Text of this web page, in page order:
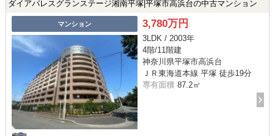
ダイアパレスグランステージ湘南平塚|平塚市高浜台の中古マンション
マンション 3,780万円
3LDK / 2003年
4階/11階建
神奈川県平塚市高浜台
ＪＲ東海道本線 平塚 徒歩19分
専有面積 87.2㎡